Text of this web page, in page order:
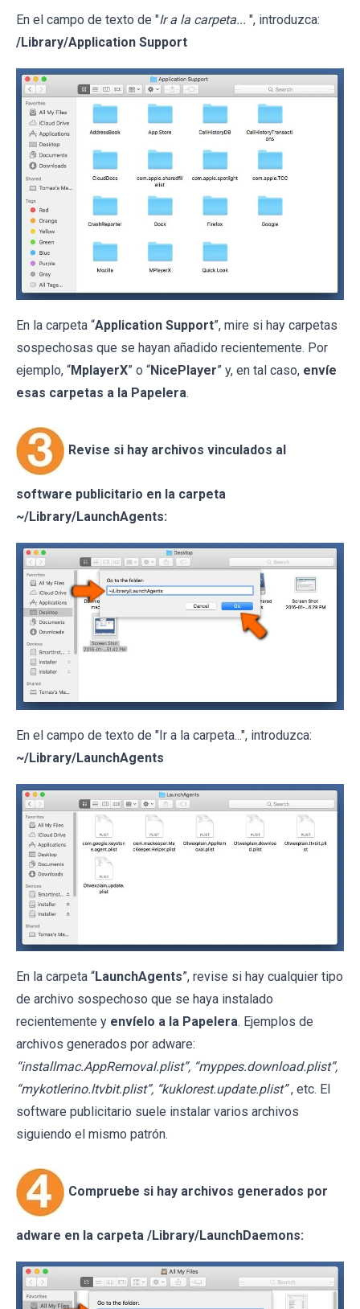
En el campo de texto de "Ir a la carpeta... ", introduzca:
/Library/Application Support
En la carpeta “Application Support”, mire si hay carpetas
sospechosas que se hayan añadido recientemente. Por
ejemplo, “MplayerX” o “NicePlayer” y, en tal caso, envíe
esas carpetas a la Papelera.
Revise si hay archivos vinculados al
software publicitario en la carpeta
~/Library/LaunchAgents:
En el campo de texto de "Ir a la carpeta...", introduzca:
~/Library/LaunchAgents
En la carpeta “LaunchAgents”, revise si hay cualquier tipo
de archivo sospechoso que se haya instalado
recientemente y envíelo a la Papelera. Ejemplos de
archivos generados por adware:
“installmac.AppRemoval.plist”, “myppes.download.plist”,
“mykotlerino.ltvbit.plist”, “kuklorest.update.plist” , etc. El
software publicitario suele instalar varios archivos
siguiendo el mismo patrón.
Compruebe si hay archivos generados por
adware en la carpeta /Library/LaunchDaemons: